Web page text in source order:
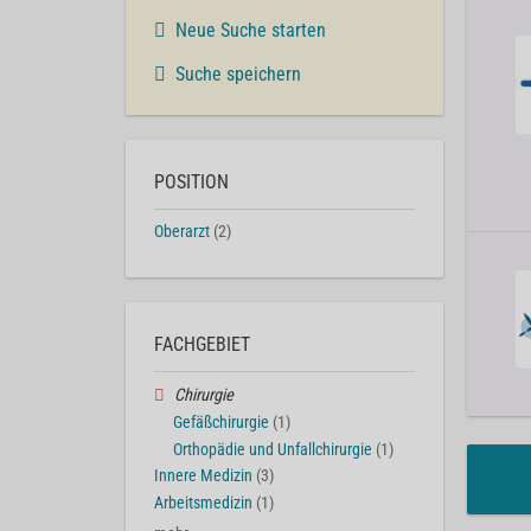
Neue Suche starten
Suche speichern
POSITION
Oberarzt (2)
FACHGEBIET
Chirurgie
Gefäßchirurgie (1)
Orthopädie und Unfallchirurgie (1)
Innere Medizin (3)
Arbeitsmedizin (1)